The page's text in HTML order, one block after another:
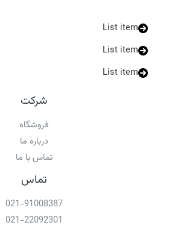
List item
List item
List item
شرکت
فروشگاه
درباره ما
تماس با ما
تماس
021-91008387
021-22092301